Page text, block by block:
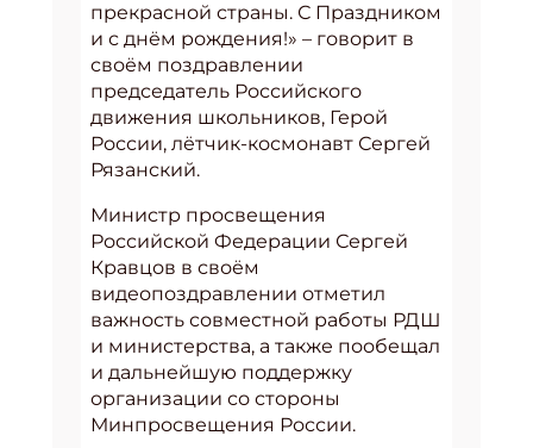
прекрасной страны. С Праздником
и с днём рождения!» – говорит в
своём поздравлении
председатель Российского
движения школьников, Герой
России, лётчик-космонавт Сергей
Рязанский.
Министр просвещения
Российской Федерации Сергей
Кравцов в своём
видеопоздравлении отметил
важность совместной работы РДШ
и министерства, а также пообещал
и дальнейшую поддержку
организации со стороны
Минпросвещения России.